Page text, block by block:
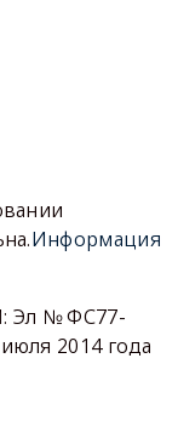
Информация
Эл № ФС77-
2014 года